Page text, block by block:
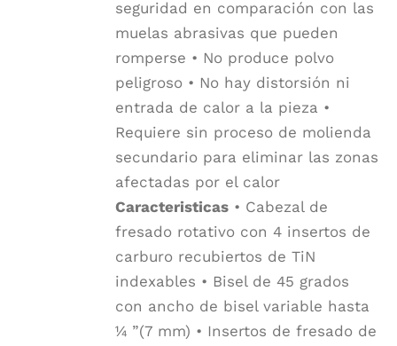
seguridad en comparación con las
muelas abrasivas que pueden
romperse • No produce polvo
peligroso • No hay distorsión ni
entrada de calor a la pieza •
Requiere sin proceso de molienda
secundario para eliminar las zonas
afectadas por el calor
Caracteristicas • Cabezal de
fresado rotativo con 4 insertos de
carburo recubiertos de TiN
indexables • Bisel de 45 grados
con ancho de bisel variable hasta
¼ ”(7 mm) • Insertos de fresado de